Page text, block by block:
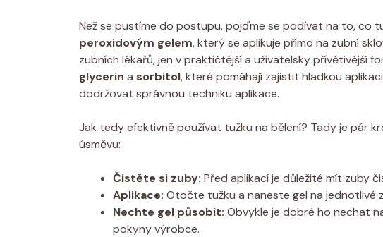
Než se pustíme do postupu, pojďme se podívat na to, co
peroxidovým gelem, který se aplikuje přímo na zubní
zubních lékařů, jen v praktičtější a uživatelsky přívětivější
glycerin a sorbitol, které pomáhají zajistit hladkou
dodržovat správnou techniku aplikace.
Jak tedy efektivně používat tužku na bělení? Tady je pár
úsměvu:
Čistěte si zuby: Před aplikací je důležité mít zuby
Aplikace: Otočte tužku a naneste gel na jednotlivé
Nechte gel působit: Obvykle je dobré ho nechat
pokyny výrobce.